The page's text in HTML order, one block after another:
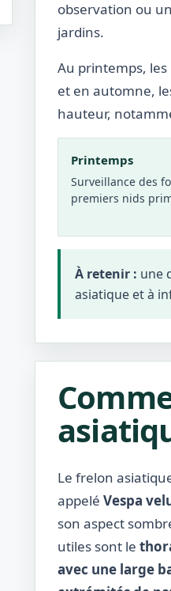
observation ou
jardins.
Au printemps,
et en automne,
hauteur,
Printemps
Surveillance des
premiers nids
À retenir : une
asiatique et à
Le frelon
appelé Vespa
son aspect
utiles sont le
avec une large